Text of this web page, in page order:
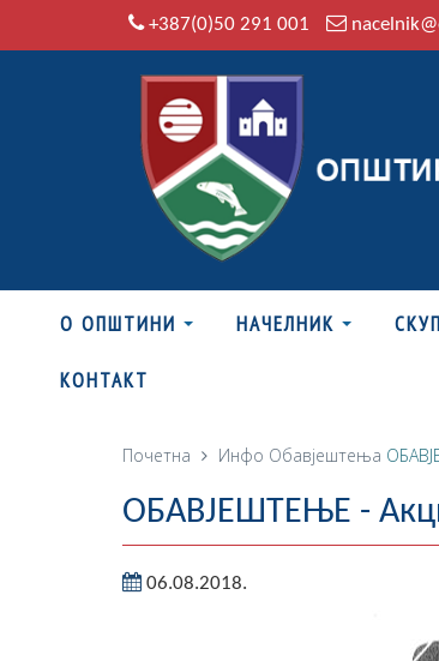
+387(0)50 291 001
О ОПШТИНИ НАЧЕЛНИК
КОНТАКТ
Почетна Инфо Обавјештења
ОБАВЈЕШТЕЊЕ -
06.08.2018.